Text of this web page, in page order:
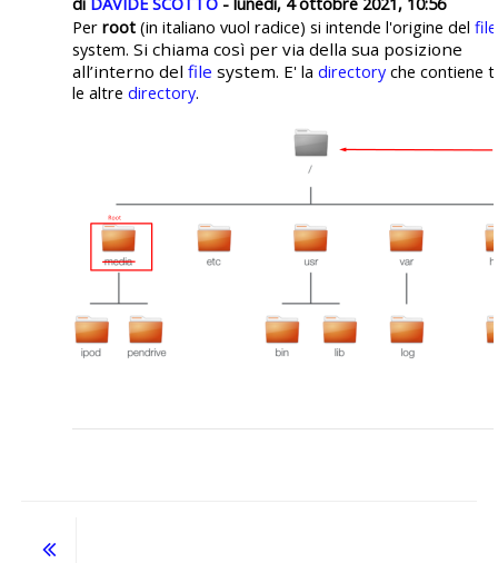
Perroot (in italiano vuol radice) si intende l'origine delfile
system.Si chiama così per via della sua posizione
all’interno delfile system. E'ladirectory che contiene
le altredirectory.